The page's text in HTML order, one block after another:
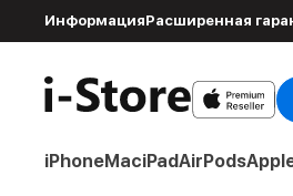
ИнформацияРасширенная
iPhoneMaciPadAirPods